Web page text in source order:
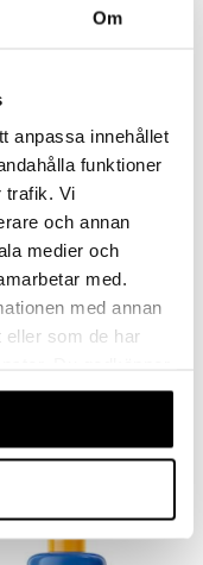
Om
anpassa innehållet
funktioner
trafik. Vi
och annan
medier och
med.
med annan
eller som de har
av vår webbplats.
Waterlover
Sun Milk
36,95